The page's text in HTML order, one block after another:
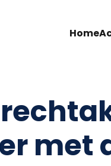
Home
met